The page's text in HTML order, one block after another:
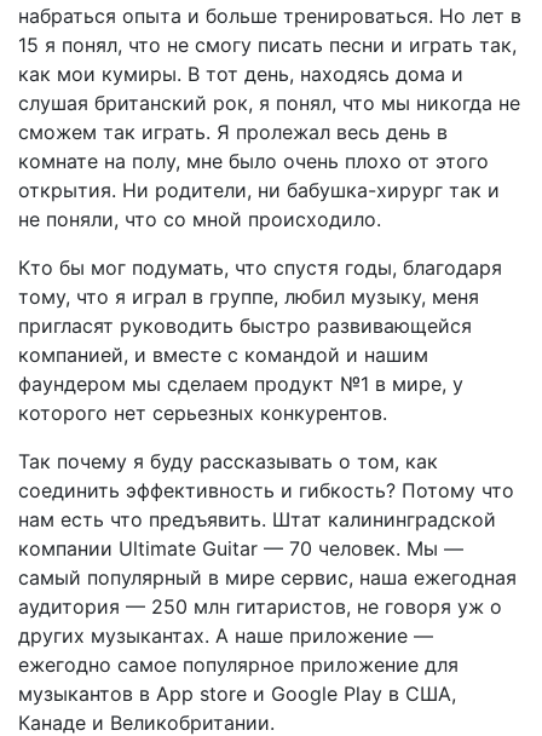
набраться опыта и больше тренироваться. Но лет в
15 я понял, что не смогу писать песни и играть так,
как мои кумиры. В тот день, находясь дома и
слушая британский рок, я понял, что мы никогда не
сможем так играть. Я пролежал весь день в
комнате на полу, мне было очень плохо от этого
открытия. Ни родители, ни бабушка-хирург так и
не поняли, что со мной происходило.
Кто бы мог подумать, что спустя годы, благодаря
тому, что я играл в группе, любил музыку, меня
пригласят руководить быстро развивающейся
компанией, и вместе с командой и нашим
фаундером мы сделаем продукт №1 в мире, у
которого нет серьезных конкурентов.
Так почему я буду рассказывать о том, как
соединить эффективность и гибкость? Потому что
нам есть что предъявить. Штат калининградской
компании Ultimate Guitar — 70 человек. Мы —
самый популярный в мире сервис, наша ежегодная
аудитория — 250 млн гитаристов, не говоря уж о
других музыкантах. А наше приложение —
ежегодно самое популярное приложение для
музыкантов в App store и Google Play в США,
Канаде и Великобритании.